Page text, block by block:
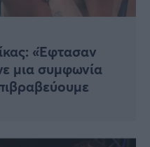
«Έφτασαν
μια συμφωνία